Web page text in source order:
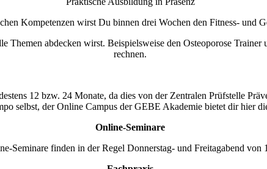
Kompetenzen wirst Du binnen drei Wochen den Fitness- und
Themen abdecken wirst. Beispielsweise den Osteoporose
rechnen.
12 bzw. 24 Monate, da dies von der Zentralen Prüfstelle
selbst, der Online Campus der GEBE Akademie bietet dir hier
Online-Seminare
Seminare finden in der Regel Donnerstag- und Freitagabend von